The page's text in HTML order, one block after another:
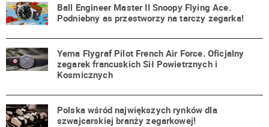
Ball Engineer Master II Snoopy Flying Ace.
Podniebny as przestworzy na tarczy zegarka!
Yema Flygraf Pilot French Air Force. Oficjalny
zegarek francuskich Sił Powietrznych i
Kosmicznych
Polska wśród największych rynków dla
szwajcarskiej branży zegarkowej!